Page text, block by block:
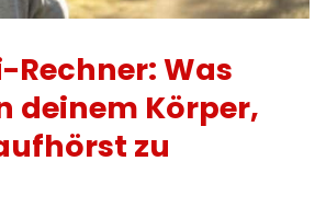
Rechner: Was
deinem Körper,
zu